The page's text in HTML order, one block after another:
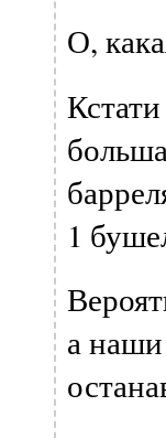
О,
1
а наши